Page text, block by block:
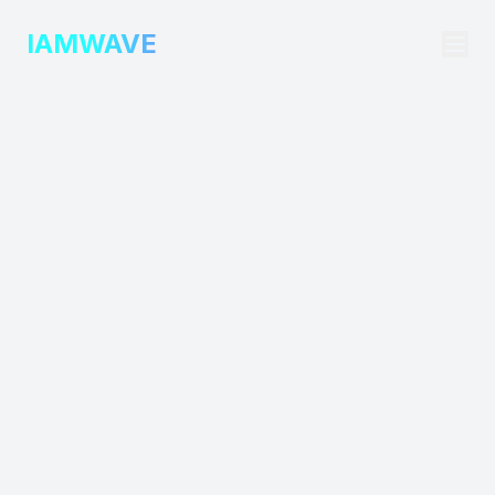
IAMWAVE